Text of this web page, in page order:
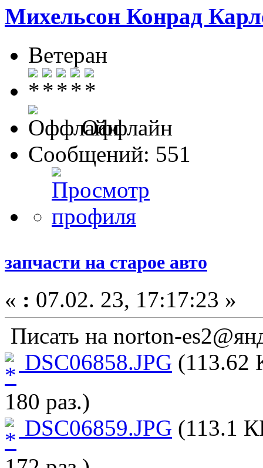
Михельсон Конрад
Ветеран
Оффлайн
Сообщений: 551
запчасти на старое авто
« : 07.02. 23, 17:17:23 »
Писать на norton-
DSC06858.JPG (113.62
180 раз.)
DSC06859.JPG (113.1